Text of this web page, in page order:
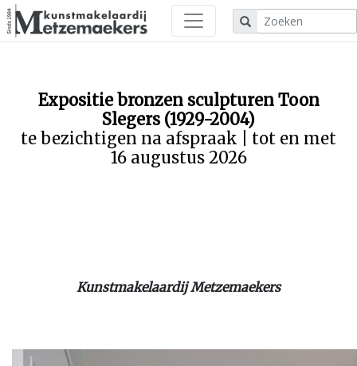
Expositie bronzen sculpturen Toon
Slegers (1929-2004)
te bezichtigen na afspraak | tot en met
16 augustus 2026
Kunstmakelaardij Metzemaekers